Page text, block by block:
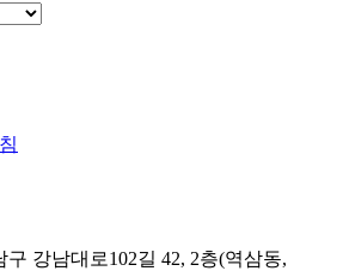
강남대로102길 42, 2층(역삼동,